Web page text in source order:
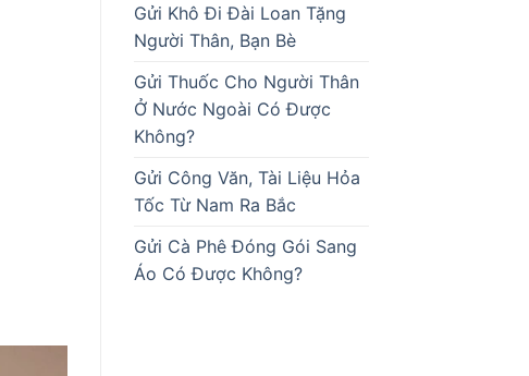
Gửi Khô Đi Đài Loan Tặng
Người Thân, Bạn Bè
Gửi Thuốc Cho Người Thân
Ở Nước Ngoài Có Được
Không?
Gửi Công Văn, Tài Liệu Hỏa
Tốc Từ Nam Ra Bắc
Gửi Cà Phê Đóng Gói Sang
Áo Có Được Không?